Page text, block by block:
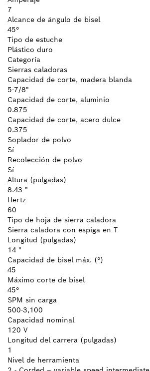
7
Alcance de ángulo de bisel
45°
Tipo de estuche
Plástico duro
Categoría
Sierras caladoras
Capacidad de corte, madera blanda
5-7/8"
Capacidad de corte, aluminio
0.875
Capacidad de corte, acero dulce
0.375
Soplador de polvo
Sí
Recolección de polvo
Sí
Altura (pulgadas)
8.43 "
Hertz
60
Tipo de hoja de sierra caladora
Sierra caladora con espiga en T
Longitud (pulgadas)
14 "
Capacidad de bisel máx. (°)
45
Máximo corte de bisel
45°
SPM sin carga
500-3,100
Capacidad nominal
120 V
Longitud del carrera (pulgadas)
1
Nivel de herramienta